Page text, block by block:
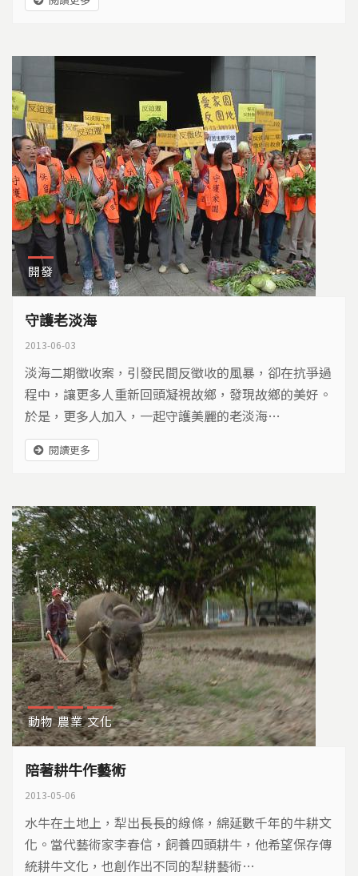
開發
守護老淡海
2013-06-03
淡海二期徵收案，引發民間反徵收的風暴，卻在抗爭過
程中，讓更多人重新回頭凝視故鄉，發現故鄉的美好。
於是，更多人加入，一起守護美麗的老淡海…
閱讀更多
動物 農業 文化
陪著耕牛作藝術
2013-05-06
水牛在土地上，犁出長長的線條，綿延數千年的牛耕文
化。當代藝術家李春信，飼養四頭耕牛，他希望保存傳
統耕牛文化，也創作出不同的犁耕藝術…